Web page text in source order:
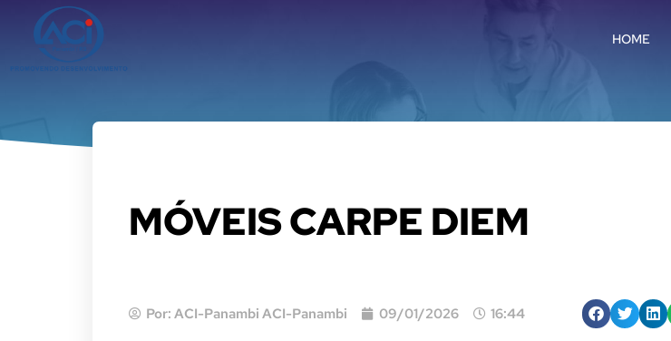
HOME
MÓVEIS CARPE DIEM
Por: ACI-Panambi ACI-Panambi 09/01/2026 16:44